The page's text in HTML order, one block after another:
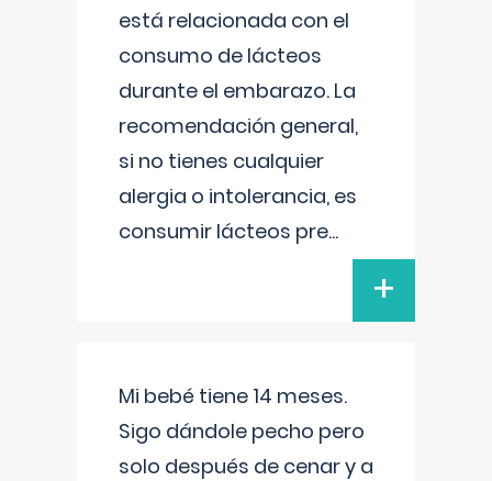
está relacionada con el
consumo de lácteos
durante el embarazo. La
recomendación general,
si no tienes cualquier
alergia o intolerancia, es
consumir lácteos pre...
+
Mi bebé tiene 14 meses.
Sigo dándole pecho pero
solo después de cenar y a